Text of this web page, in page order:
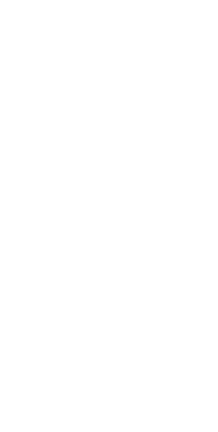
项目考察、劳务对接活动